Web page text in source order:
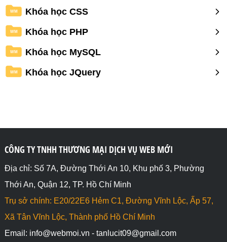
WM Khóa học CSS
WM Khóa học PHP
WM Khóa học MySQL
WM Khóa học JQuery
CÔNG TY TNHH THƯƠNG MẠI DỊCH VỤ WEB MỚI
Địa chỉ: Số 7A, Đường Thới An 10, Khu phố 3, Phường
Thới An, Quận 12, TP. Hồ Chí Minh
Trụ sở chính: E20/22E6 Hẻm C1, Đường Vĩnh Lộc, Ấp 57,
Xã Tân Vĩnh Lộc, Thành phố Hồ Chí Minh
Email: info@webmoi.vn - tanlucit09@gmail.com